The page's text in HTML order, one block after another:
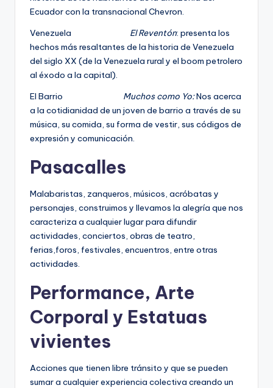
Ecuador con la transnacional Chevron.
Venezuela El Reventón: presenta los
hechos más resaltantes de la historia de Venezuela
del siglo XX (de la Venezuela rural y el boom petrolero
al éxodo a la capital).
El Barrio Muchos como Yo:Nos acerca
a la cotidianidad de un joven de barrio a través de su
música, su comida, su forma de vestir, sus códigos de
expresión y comunicación.
Pasacalles
Malabaristas, zanqueros, músicos, acróbatas y
personajes, construimos y llevamos la alegría que nos
caracteriza a cualquier lugar para difundir
actividades, conciertos, obras de teatro,
ferias,foros, festivales, encuentros, entre otras
actividades.
Performance, Arte
Corporal y Estatuas
vivientes
Acciones que tienen libre tránsito y que se pueden
sumar a cualquier experiencia colectiva creando un